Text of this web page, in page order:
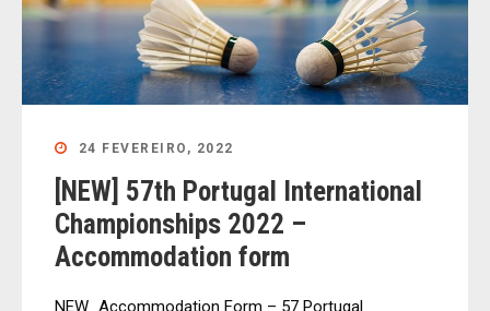
24 FEVEREIRO, 2022
[NEW] 57th Portugal International
Championships 2022 –
Accommodation form
NEW_Accommodation Form – 57 Portugal